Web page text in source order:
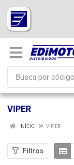
VIPER
INÍCIO VIPER
Filtros